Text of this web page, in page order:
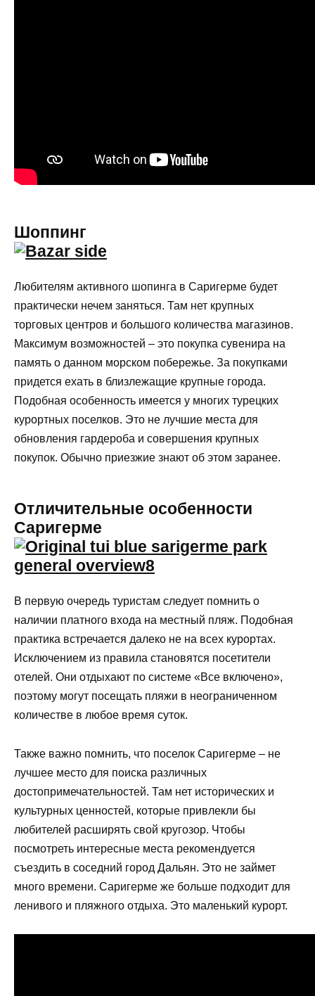
Шоппинг
Любителям активного шопинга в Саригерме будет
практически нечем заняться. Там нет крупных
торговых центров и большого количества магазинов.
Максимум возможностей – это покупка сувенира на
память о данном морском побережье. За покупками
придется ехать в близлежащие крупные города.
Подобная особенность имеется у многих турецких
курортных поселков. Это не лучшие места для
обновления гардероба и совершения крупных
покупок. Обычно приезжие знают об этом заранее.
Отличительные особенности
Саригерме
В первую очередь туристам следует помнить о
наличии платного входа на местный пляж. Подобная
практика встречается далеко не на всех курортах.
Исключением из правила становятся посетители
отелей. Они отдыхают по системе «Все включено»,
поэтому могут посещать пляжи в неограниченном
количестве в любое время суток.
Также важно помнить, что поселок Саригерме – не
лучшее место для поиска различных
достопримечательностей. Там нет исторических и
культурных ценностей, которые привлекли бы
любителей расширять свой кругозор. Чтобы
посмотреть интересные места рекомендуется
съездить в соседний город Дальян. Это не займет
много времени. Саригерме же больше подходит для
ленивого и пляжного отдыха. Это маленький курорт.